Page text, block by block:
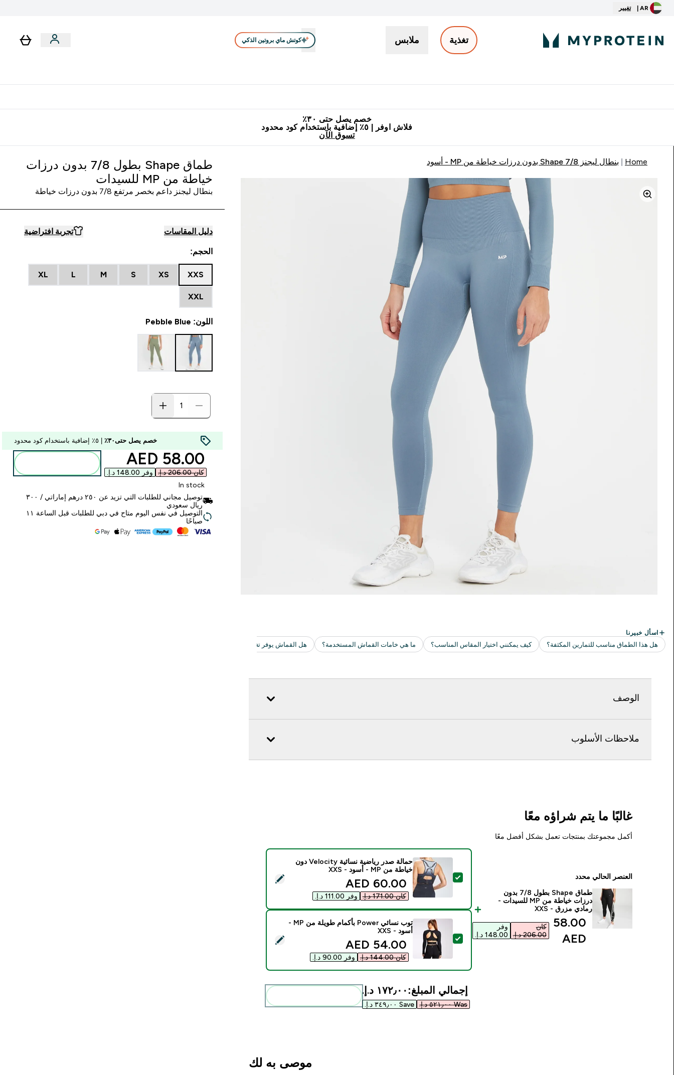
AR | تغيير
تغذية ملابس كوتش ماي بروتين الذكي
خصم يصل حتى ٣٠٪
فلاش اوفر | ٥٪ إضافية باستخدام كود محدود
تسوق الآن
Home بنطال ليجنز 7/8 Shape بدون درزات خياطة من MP - أسود
الوصف
ملاحظات الأسلوب
غالبًا ما يتم شراؤه معًا
أكمل مجموعتك بمنتجات تعمل بشكل أفضل معًا
العنصر الحالي محدد
طماق Shape بطول 7/8 بدون
درزات خياطة من MP للسيدات -
رمادي مزرق - XXS
discounted price
58.00
AED‎
كان
‏206.00 د.إ.‏‎
وفر
تحديد هذا المنتج - حمالة صدر رياضية نسائية Velocity دون خياطة من MP - أسود - XXS
حمالة صدر رياضية نسائية Velocity دون
خياطة من MP - أسود - XXS
discounted price
60.00 AED‎
كان ‏171.00 د.إ.‏‎ وفر ‏111.00 د.إ.‏‎
تحديد هذا المنتج - توب نسائي Power بأكمام طويلة من MP - أسود - XXS
توب نسائي Power بأكمام طويلة من MP -
أسود - XXS
discounted price
54.00 AED‎
كان ‏144.00 د.إ.‏‎ وفر ‏90.00 د.إ.‏‎
إجمالي المبلغ: ١٧٢٫٠٠ د.إ.‏‎
Was ٥٢١٫٠٠ د.إ.‏‎ Save ٣٤٩٫٠٠ د.إ.‏‎
موصى به لك
طماق Shape بطول 7/8 بدون درزات
خياطة من MP للسيدات
بنطال ليجنز داعم بخصر مرتفع 7/8 بدون درزات خياطة
دليل المقاسات تجربة افتراضية
الحجم:
XXS
XS
S
M
L
XL
XXL
اللون: Pebble Blue
خصم يصل حتى٣٠٪
discounted price
58.00 AED‎
كان ‏206.00 د.إ.‏‎ وفر ‏148.00 د.إ.‏‎
In stock
توصيل مجاني للطلبات التي تزيد عن ٢٥٠ درهم إماراتي / ٣٠٠
ريال سعودي
التوصيل في نفس اليوم متاح في دبي للطلبات قبل الساعة ١١
صباحًا